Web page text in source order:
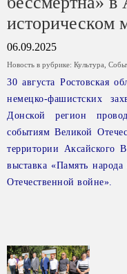
историческом
06.09.2025
Новость в рубрике: Культура
30 августа Ростовская
немецко-фашистских
Донской регион
событиям Великой
территории Аксайского
выставка «Память
Отечественной войне».